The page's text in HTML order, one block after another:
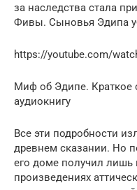
за наследства стала
Фивы. Сыновья Эдипа
https://youtube.com/
Миф об Эдипе. Краткое
аудиокнигу
Все эти подробности
древнем сказании. Но
его доме получил
произведениях